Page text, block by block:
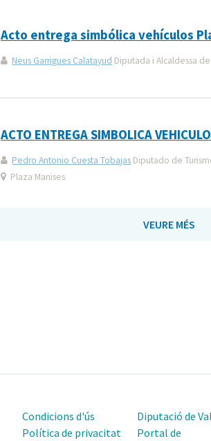
Acto entrega simbólica vehículos
Neus Garrigues Calatayud Diputada i Alcaldessa
ACTO ENTREGA SIMBOLICA
Pedro Antonio Cuesta Tobajas Diputado de
Plaza Manises
VEURE MÉS
Condicions d'ús
Política de privacitat
Diputació de
Portal de